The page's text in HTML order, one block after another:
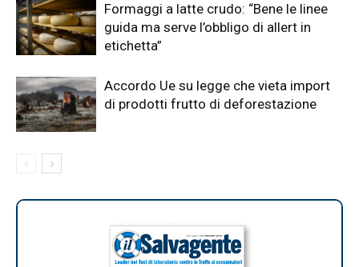
Formaggi a latte crudo: “Bene le linee
guida ma serve l’obbligo di allert in
etichetta”
Accordo Ue su legge che vieta import
di prodotti frutto di deforestazione